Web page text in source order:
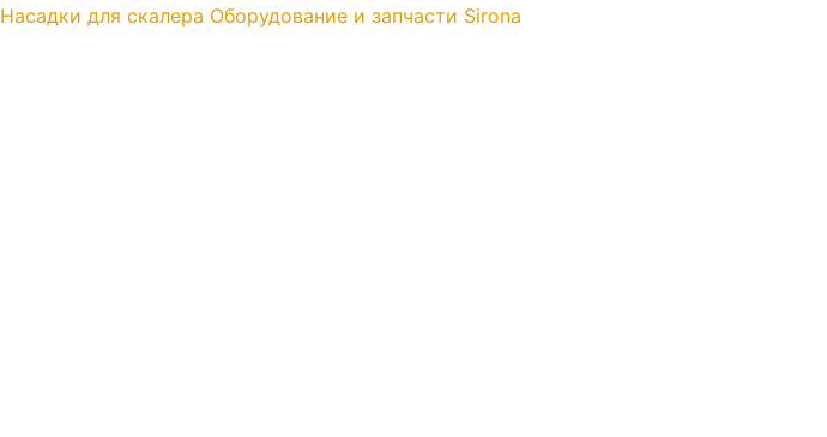
Насадки для скалера Оборудование и запчасти Sirona